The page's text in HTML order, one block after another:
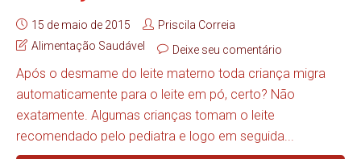
15 de maio de 2015
Priscila Correia
Alimentação Saudável
Deixe seu comentário
Após o desmame do leite materno toda criança migra
automaticamente para o leite em pó, certo? Não
exatamente. Algumas crianças tomam o leite
recomendado pelo pediatra e logo em seguida...